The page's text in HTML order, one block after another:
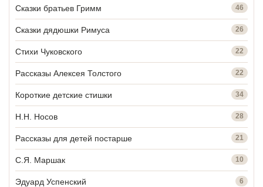
Сказки братьев Гримм 46
Сказки дядюшки Римуса 26
Стихи Чуковского 22
Рассказы Алексея Толстого 22
Короткие детские стишки 34
Н.Н. Носов 28
Рассказы для детей постарше 21
С.Я. Маршак 10
Эдуард Успенский 6